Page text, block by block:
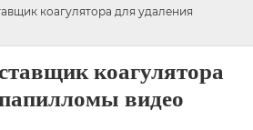
коагулятора для удаления
коагулятора
видео